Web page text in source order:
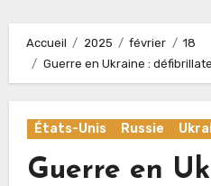
Accueil 2025 février
18
Guerre en Ukraine :
États-Unis Russie
Guerre en